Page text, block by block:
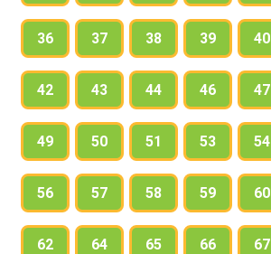
36 37 38 39 40
42 43 44 46 47
49 50 51 53 54
56 57 58 59 60
62 64 65 66 67